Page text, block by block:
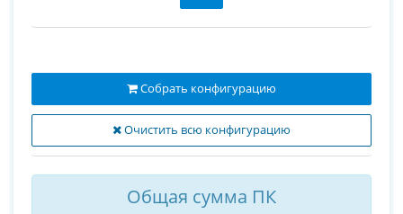
Очистить всю конфигурацию
Собрать конфигурацию
Общая сумма ПК